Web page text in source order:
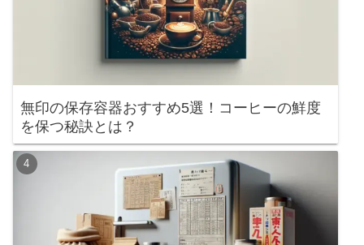
無印の保存容器おすすめ5選！コーヒーの鮮度
を保つ秘訣とは？